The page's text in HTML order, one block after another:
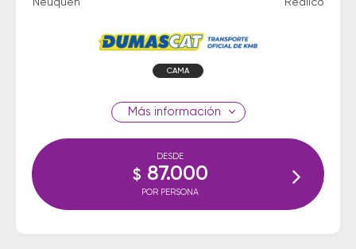
Neuquen Realico
CAMA
información
DESDE
$ 87.000
POR PERSONA